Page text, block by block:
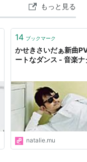
役
チョコワ」出演
白がっていた女3
ぷー（平岩紙）…
もっと見る
14 ブックマーク
かせきさいだぁ新曲
ートなダンス - 音楽ナ
natalie.mu